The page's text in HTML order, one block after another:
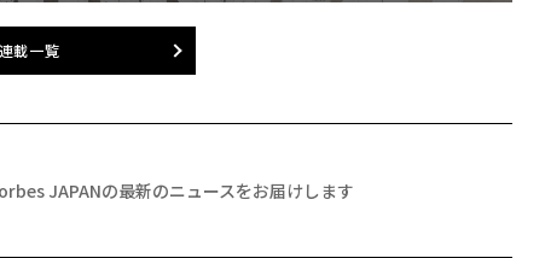
載一覧
JAPANの最新のニュースをお届けします